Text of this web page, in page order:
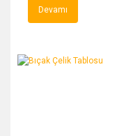
Devamı